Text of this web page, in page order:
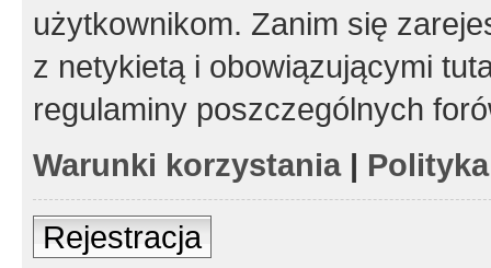
użytkownikom. Zanim się
z netykietą i obowiązującymi
regulaminy poszczególnych
Warunki korzystania|
Rejestracja